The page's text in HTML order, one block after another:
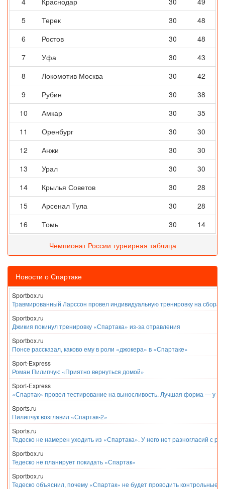
5
Терек 30
48
6
Ростов 30
48
7
Уфа 30
43
8
Локомотив Москва 30
42
9
Рубин 30
38
10
Амкар 30
35
11
Оренбург 30
30
12
Анжи 30
30
13
Урал 30
30
14
Крылья Советов 30
28
15
Арсенал Тула 30
28
16
Томь 30 14
Чемпионат России турнирная таблица
Новости о Спартаке
Sportbox.ru
Травмированный Ларссон провел индивидуальную тренировку на
Sportbox.ru
Джикия покинул тренировку «Спартака» из-за отравления
Sportbox.ru
Понсе рассказал, каково ему в роли «джокера» в «Спартаке»
Sport-Express
Роман Пилипчук: «Приятно вернуться домой»
Sport-Express
«Спартак» провел тестирование на выносливость. Лучшая форма — у
Sports.ru
Пилипчук возглавил «Спартак-2»
Sports.ru
Тедеско не намерен уходить из «Спартака». У него нет разногласий с
Sportbox.ru
Тедеско не планирует покидать «Спартак»
Sportbox.ru
Тедеско объяснил, почему «Спартак» не будет проводить контрольные